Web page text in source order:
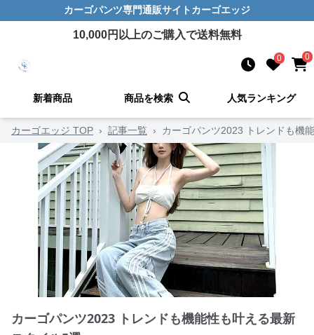
カーゴパンツ専門通販サイト カーゴエッジ
10,000円以上のご購入で送料無料
0 0
新着商品 商品を検索 人気ランキング
カーゴエッジ TOP › 記事一覧 › カーゴパンツ2023 トレンドも機
カーゴパンツ2023 トレンドも機能性も叶える最新